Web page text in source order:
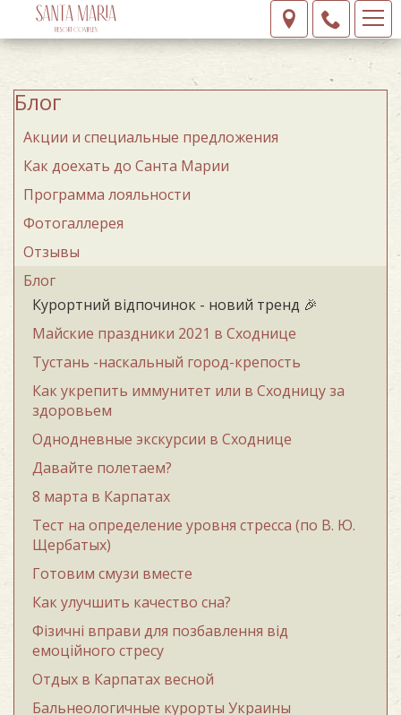
Блог
Акции и специальные предложения
Как доехать до Санта Марии
Программа лояльности
Фотогаллерея
Отзывы
Блог
Курортний відпочинок - новий тренд 🎉
Майские праздники 2021 в Сходнице
Тустань -наскальный город-крепость
Как укрепить иммунитет или в Сходницу за
здоровьем
Однодневные экскурсии в Сходнице
Давайте полетаем?
8 марта в Карпатах
Тест на определение уровня стресса (по В. Ю.
Щербатых)
Готовим смузи вместе
Как улучшить качество сна?
Фізичні вправи для позбавлення від
емоційного стресу
Отдых в Карпатах весной
Бальнеологичные курорты Украины